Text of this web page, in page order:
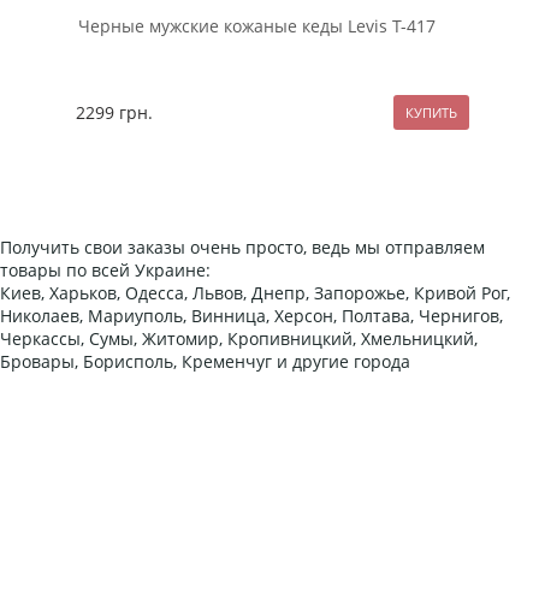
Черные мужские кожаные кеды Levis Т-417
2299 грн.
Получить свои заказы очень просто, ведь мы отправляем
товары по всей Украине:
Киев, Харьков, Одесса, Львов, Днепр, Запорожье, Кривой Рог,
Николаев, Мариуполь, Винница, Херсон, Полтава, Чернигов,
Черкассы, Сумы, Житомир, Кропивницкий, Хмельницкий,
Бровары, Борисполь, Кременчуг и другие города